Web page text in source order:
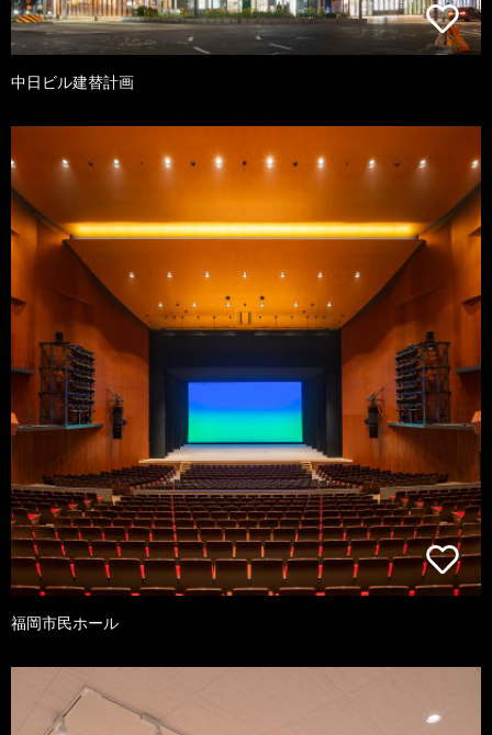
中日ビル建替計画
福岡市民ホール